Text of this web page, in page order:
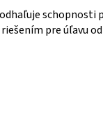
pre úľavu